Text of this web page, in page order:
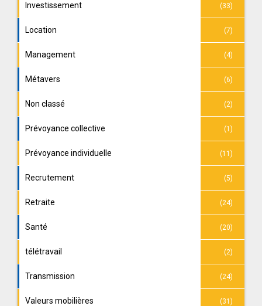
Investissement (33)
Location (7)
Management (4)
Métavers (6)
Non classé (2)
Prévoyance collective (1)
Prévoyance individuelle (11)
Recrutement (5)
Retraite (24)
Santé (20)
télétravail (2)
Transmission (24)
Valeurs mobilières (31)